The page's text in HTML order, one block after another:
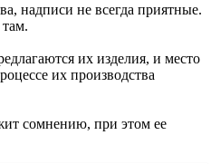
надписи не всегда приятные.
их изделия, и место
их производства
сомнению, при этом ее